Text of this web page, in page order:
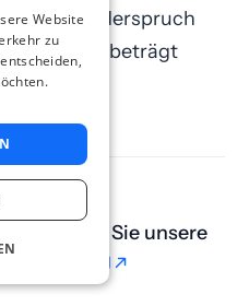
jetzt Widerspruch
Frist dafür beträgt
Nutzen Sie unsere
Website
zu